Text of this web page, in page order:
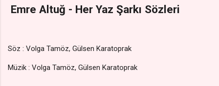
Emre Altuğ - Her Yaz Şarkı Sözleri
Söz : Volga Tamöz, Gülsen Karatoprak
Müzik : Volga Tamöz, Gülsen Karatoprak